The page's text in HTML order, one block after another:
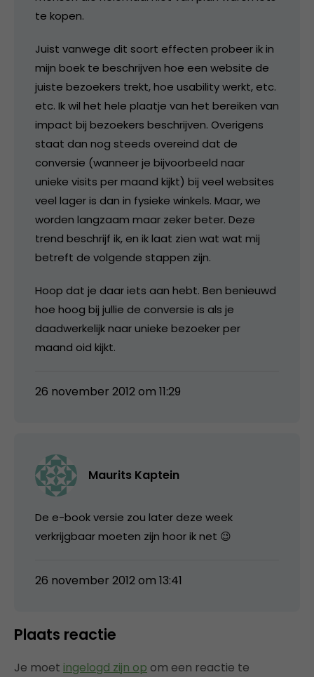
te kopen.
Juist vanwege dit soort effecten probeer ik in
mijn boek te beschrijven hoe een website de
juiste bezoekers trekt, hoe usability werkt, etc.
etc. Ik wil het hele plaatje van het bereiken van
impact bij bezoekers beschrijven. Overigens
staat dan nog steeds overeind dat de
conversie (wanneer je bijvoorbeeld naar
unieke visits per maand kijkt) bij veel websites
veel lager is dan in fysieke winkels. Maar, we
worden langzaam maar zeker beter. Deze
trend beschrijf ik, en ik laat zien wat wat mij
betreft de volgende stappen zijn.
Hoop dat je daar iets aan hebt. Ben benieuwd
hoe hoog bij jullie de conversie is als je
daadwerkelijk naar unieke bezoeker per
maand oid kijkt.
26 november 2012 om 11:29
Maurits Kaptein
De e-book versie zou later deze week
verkrijgbaar moeten zijn hoor ik net 😉
26 november 2012 om 13:41
Plaats reactie
Je moet ingelogd zijn op om een reactie te